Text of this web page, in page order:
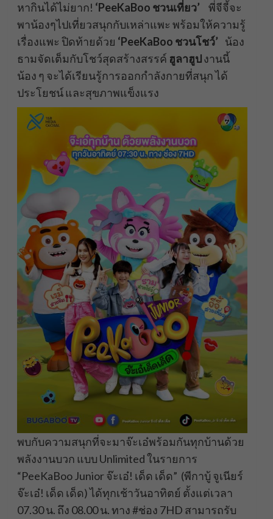
หากินได้ไม่ยาก! ‘PeeKaBoo ชวนเที่ยว’ พี่จีจี้จะ
พาน้องๆไปเที่ยวสนุกกับเหล่าแพะ พร้อมให้ความรู้
เรื่องแพะ ปิดท้ายด้วย ‘PeeKaBoo ชวนโชว์’ น้อง
ธามจัดเต็มกับโชว์สุดสร้างสรรค์ ฮูลาฮูปงานนี้
น้อง ๆ จะได้เรียนรู้การออกกำลังกายที่สนุก ได้
ประโยชน์ และสุขภาพแข็งแรง
พบกับความสนุกที่จะมาจ๊ะเอ๋พร้อมกันทุกบ้านด้วย
พลังงานบวก แบบ Unlimited ในรายการ
“PeeKaBoo Junior จ๊ะเอ๋! เด็ด เด็ด” (พีกาบู้ จูเนียร์
จ๊ะเอ๋! เด็ด เด็ด) ได้ทุกเช้าวันอาทิตย์ ตั้งแต่เวลา
07.30 น. ถึง 08.00 น. ทาง #ช่อง 7HD สามารถรับ